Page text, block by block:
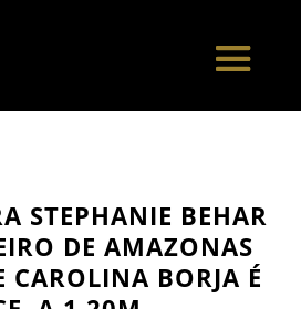
STEPHANIE BEHAR
DE AMAZONAS
BORJA É